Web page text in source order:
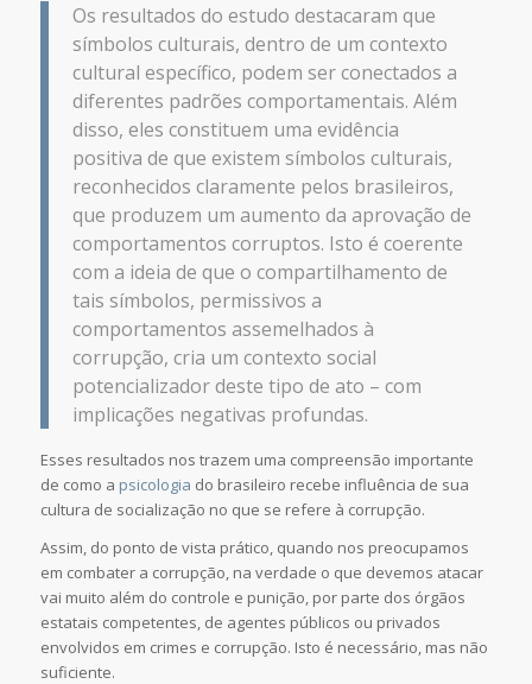
Os resultados do estudo destacaram que
símbolos culturais, dentro de um contexto
cultural específico, podem ser conectados a
diferentes padrões comportamentais. Além
disso, eles constituem uma evidência
positiva de que existem símbolos culturais,
reconhecidos claramente pelos brasileiros,
que produzem um aumento da aprovação de
comportamentos corruptos. Isto é coerente
com a ideia de que o compartilhamento de
tais símbolos, permissivos a
comportamentos assemelhados à
corrupção, cria um contexto social
potencializador deste tipo de ato – com
implicações negativas profundas.
Esses resultados nos trazem uma compreensão importante
de como a psicologia do brasileiro recebe influência de sua
cultura de socialização no que se refere à corrupção.
Assim, do ponto de vista prático, quando nos preocupamos
em combater a corrupção, na verdade o que devemos atacar
vai muito além do controle e punição, por parte dos órgãos
estatais competentes, de agentes públicos ou privados
envolvidos em crimes e corrupção. Isto é necessário, mas não
suficiente.